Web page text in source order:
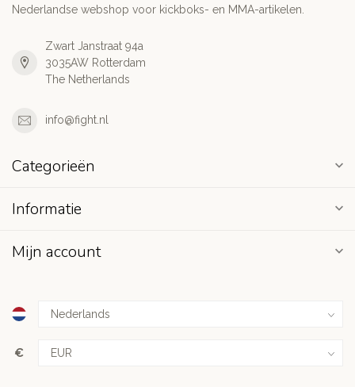
Nederlandse webshop voor kickboks- en MMA-artikelen.
Zwart Janstraat 94a
3035AW Rotterdam
The Netherlands
info@fight.nl
Categorieën
Informatie
Mijn account
€